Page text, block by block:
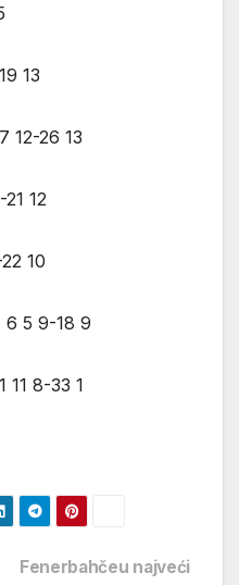
13
12-26 13
12
10
6 5 9-18 9
11 8-33 1
Fenerbahčeu najveći